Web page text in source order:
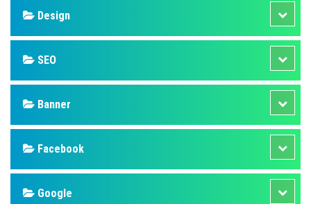
Design
SEO
Banner
Facebook
Google